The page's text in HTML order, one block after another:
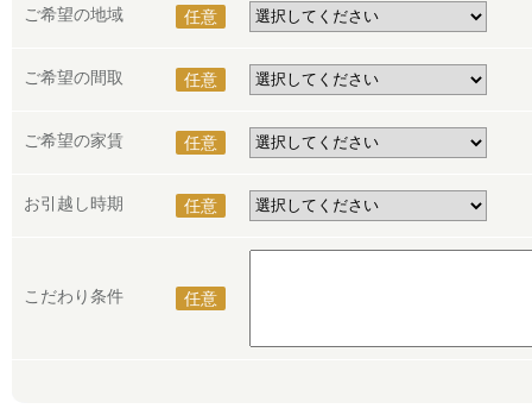
ご希望の地域 任意
ご希望の間取 任意
ご希望の家賃 任意
お引越し時期 任意
こだわり条件 任意